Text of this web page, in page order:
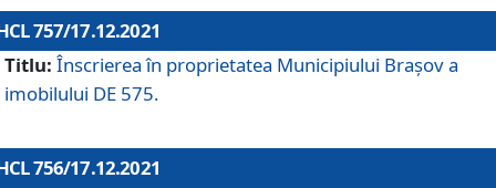
757/17.12.2021
Titlu: Înscrierea în proprietatea Municipiului Brașov a
imobilului DE 575.
756/17.12.2021